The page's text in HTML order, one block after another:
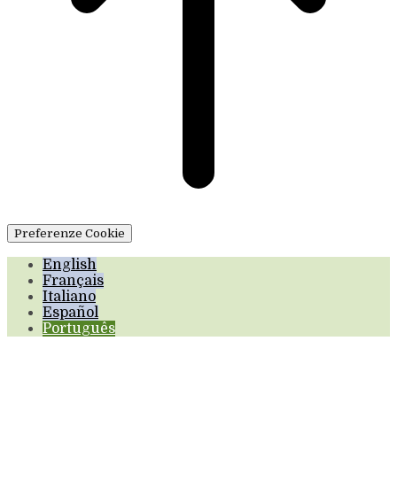
Preferenze Cookie
English
Français
Italiano
Español
Português